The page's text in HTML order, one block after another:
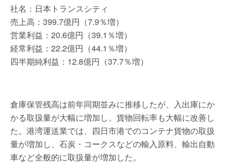
社名：日本トランスシティ
売上高：399.7億円（7.9％増）
営業利益：20.6億円（39.1％増）
経常利益：22.2億円（44.1％増）
四半期純利益：12.8億円（37.7％増）
倉庫保管残高は前年同期並みに推移したが、入出庫にか
かる取扱量が大幅に増加し、貨物回転率も大幅に改善し
た。港湾運送業では、四日市港でのコンテナ貨物の取扱
量が増加し、石炭・コークスなどの輸入原料、輸出自動
車など全般的に取扱量が増加した。